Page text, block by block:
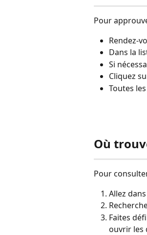
Pour
Rendez-
Dans la
Si
Cliquez
Toutes
Où
Pour
Allez
Faites
ouvrir les